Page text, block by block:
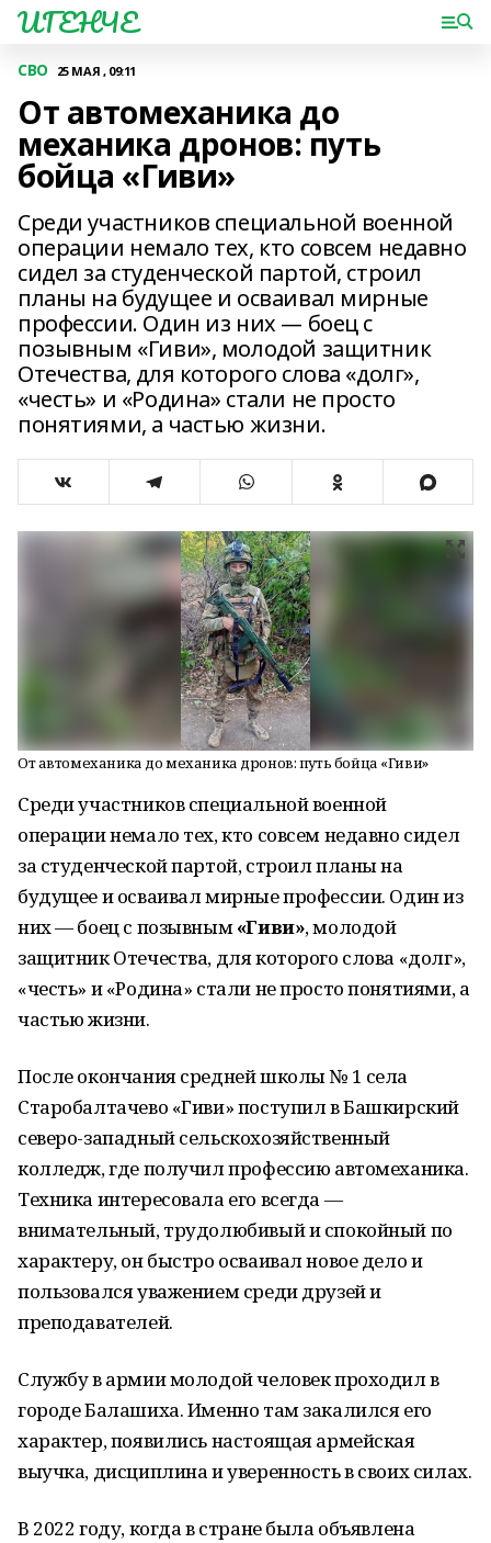
ИГЕНЧЕ
СВО 25 МАЯ , 09:11
От автомеханика до
механика дронов: путь
бойца «Гиви»
Среди участников специальной военной
операции немало тех, кто совсем недавно
сидел за студенческой партой, строил
планы на будущее и осваивал мирные
профессии. Один из них — боец с
позывным «Гиви», молодой защитник
Отечества, для которого слова «долг»,
«честь» и «Родина» стали не просто
понятиями, а частью жизни.
От автомеханика до механика дронов: путь бойца «Гиви»
Среди участников специальной военной
операции немало тех, кто совсем недавно сидел
за студенческой партой, строил планы на
будущее и осваивал мирные профессии. Один из
них — боец с позывным«Гиви», молодой
защитник Отечества, для которого слова «долг»,
«честь» и «Родина» стали не просто понятиями, а
частью жизни.
После окончания средней школы № 1 села
Старобалтачево «Гиви» поступил в Башкирский
северо-западный сельскохозяйственный
колледж, где получил профессию автомеханика.
Техника интересовала его всегда —
внимательный, трудолюбивый и спокойный по
характеру, он быстро осваивал новое дело и
пользовался уважением среди друзей и
преподавателей.
Службу в армии молодой человек проходил в
городе Балашиха. Именно там закалился его
характер, появились настоящая армейская
выучка, дисциплина и уверенность в своих силах.
В 2022 году, когда в стране была объявлена